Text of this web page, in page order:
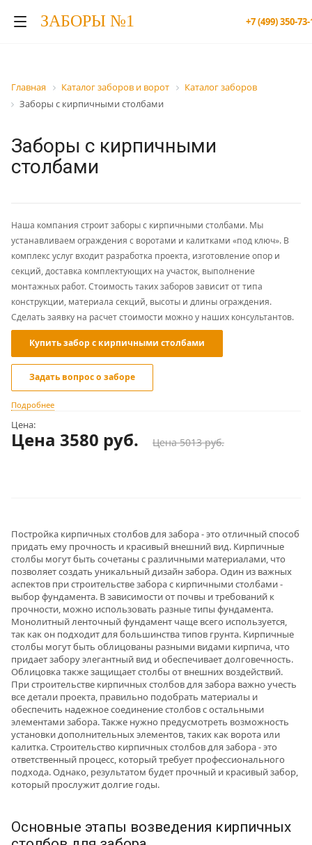
ЗАБОРЫ №1 +7 (499) 350-
Главная Каталог заборов и ворот
Каталог заборов
Заборы с кирпичными столбами
Заборы с кирпичными
столбами
Наша компания строит заборы с кирпичными столбами. Мы
устанавливаем ограждения с воротами и калитками «под ключ». В
комплекс услуг входит разработка проекта, изготовление опор и
секций, доставка комплектующих на участок, выполнение
монтажных работ. Стоимость таких заборов зависит от типа
конструкции, материала секций, высоты и длины ограждения.
Сделать заявку на расчет стоимости можно у наших консультантов.
Купить забор с кирпичными столбами
Задать вопрос о заборе
Подробнее
Цена:
Цена 3580 руб. Цена 5013 руб.
Постройка кирпичных столбов для забора - это отличный способ
придать ему прочность и красивый внешний вид. Кирпичные
столбы могут быть сочетаны с различными материалами, что
позволяет создать уникальный дизайн забора. Один из важных
аспектов при строительстве забора с кирпичными столбами -
выбор фундамента. В зависимости от почвы и требований к
прочности, можно использовать разные типы фундамента.
Монолитный ленточный фундамент чаще всего используется,
так как он подходит для большинства типов грунта. Кирпичные
столбы могут быть облицованы разными видами кирпича, что
придает забору элегантный вид и обеспечивает долговечность.
Облицовка также защищает столбы от внешних воздействий.
При строительстве кирпичных столбов для забора важно учесть
все детали проекта, правильно подобрать материалы и
обеспечить надежное соединение столбов с остальными
элементами забора. Также нужно предусмотреть возможность
установки дополнительных элементов, таких как ворота или
калитка. Строительство кирпичных столбов для забора - это
ответственный процесс, который требует профессионального
подхода. Однако, результатом будет прочный и красивый забор,
который прослужит долгие годы.
Основные этапы возведения кирпичных